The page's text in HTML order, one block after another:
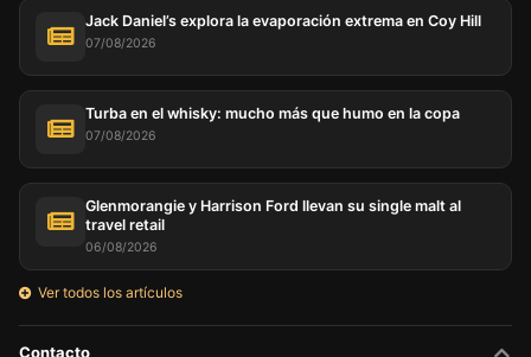
Jack Daniel’s explora la evaporación extrema en Coy Hill
07/08/2026
Turba en el whisky: mucho más que humo en la copa
07/08/2026
Glenmorangie y Harrison Ford llevan su single malt al
travel retail
06/08/2026
Ver todos los artículos
Contacto